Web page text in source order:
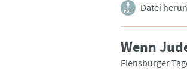
Datei
Wenn
Flensburger